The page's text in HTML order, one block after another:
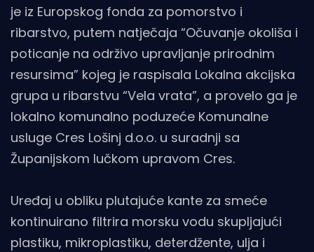
je iz Europskog fonda za pomorstvo i
ribarstvo, putem natječaja “Očuvanje okoliša i
poticanje na održivo upravljanje prirodnim
resursima” kojeg je raspisala Lokalna akcijska
grupa u ribarstvu “Vela vrata”, a provelo ga je
lokalno komunalno poduzeće Komunalne
usluge Cres Lošinj d.o.o. u suradnji sa
Županijskom lučkom upravom Cres.
Uređaj u obliku plutajuće kante za smeće
kontinuirano filtrira morsku vodu skupljajući
plastiku, mikroplastiku, deterdžente, ulja i